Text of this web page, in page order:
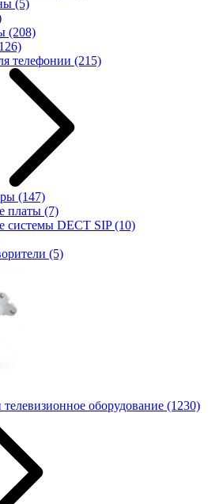
(5)
(208)
телефонии (215)
(147)
платы (7)
системы DECT SIP(10)
(5)
оборудование (1230)